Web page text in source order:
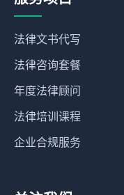
法律文书代写
法律咨询套餐
年度法律顾问
法律培训课程
企业合规服务